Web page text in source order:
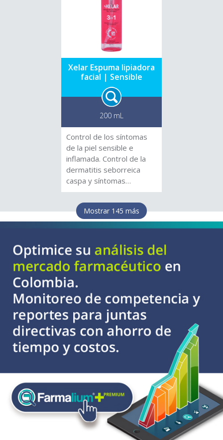
balance hídrico de la piel.
Xelar Espuma lipiadora
facial | Sensible
200 mL
Control de los síntomas
de la piel sensible e
inflamada. Control de la
dermatitis seborreica
caspa y síntomas
relacionados. Es un
tratamiento relajante para
la piel. Control del
enrojecimiento, picor y
envejecimiento y el
envejecimiento. Control
del micro inflamación de la
piel, por agentes químicos
Previene manchas post-
inflamatorias.
Mostrar 145 más